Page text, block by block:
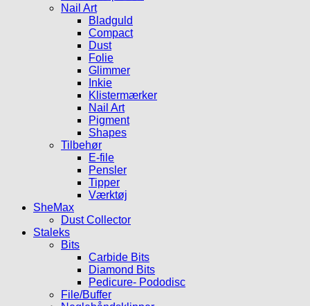
Nail Art
Bladguld
Compact
Dust
Folie
Glimmer
Inkie
Klistermærker
Nail Art
Pigment
Shapes
Tilbehør
E-file
Pensler
Tipper
Værktøj
SheMax
Dust Collector
Staleks
Bits
Carbide Bits
Diamond Bits
Pedicure- Pododisc
File/Buffer